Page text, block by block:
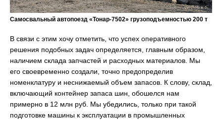
Самосвальный автопоезд «Тонар-7502» грузоподъемностью 200 т
В связи с этим хочу отметить, что успех оперативного
решения подобных задач определяется, главным образом,
наличием склада запчастей и расходных материалов. Мы
его своевременно создали, точно предопределив
номенклатуру и неснижаемый объем запасов. К слову, склад,
включающий контейнер запаса шин, обошелся нам
примерно в 12 млн руб. Мы убедились, только при такой
подготовке машины к эксплуатации в промышленных